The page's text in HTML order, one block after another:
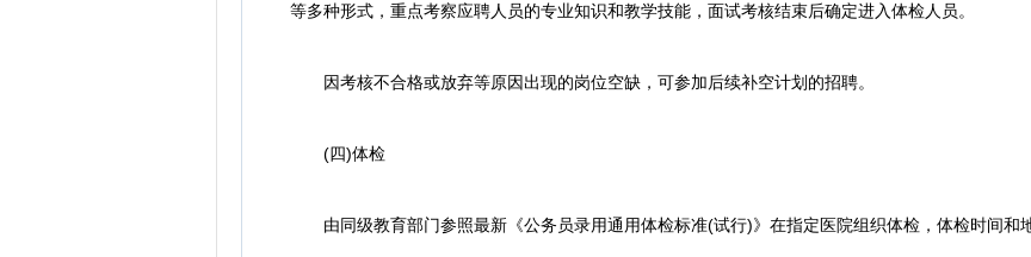
等多种形式，重点考察应聘人员的专业知识和教学技能，面试考核结束后确定进入体检人员。
因考核不合格或放弃等原因出现的岗位空缺，可参加后续补空计划的招聘。
(四)体检
由同级教育部门参照最新《公务员录用通用体检标准(试行)》在指定医院组织体检，体检时间和地